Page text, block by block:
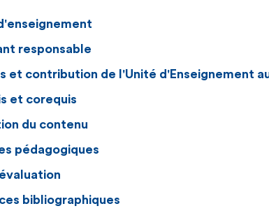
responsable
et contribution de l'Unité d'Enseignement
et corequis
du contenu
pédagogiques
bibliographiques